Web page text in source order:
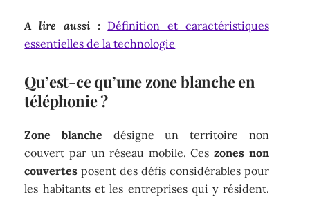
A lire aussi : Définition et caractéristiques
essentielles de la technologie
Qu’est-ce qu’une zone blanche en
téléphonie ?
Zone blanche désigne un territoire non
couvert par un réseau mobile. Ceszones non
couvertes posent des défis considérables pour
les habitants et les entreprises qui y résident.